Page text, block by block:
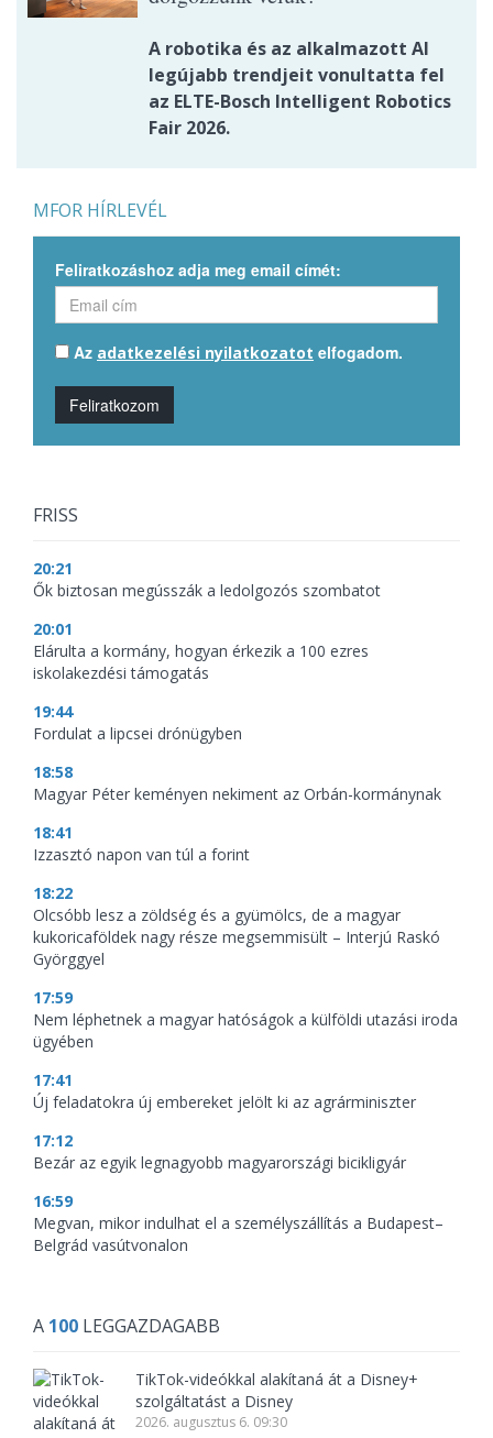
A robotika és az alkalmazott AI
legújabb trendjeit vonultatta fel
az ELTE-Bosch Intelligent Robotics
Fair 2026.
MFOR HÍRLEVÉL
Feliratkozáshoz adja meg email címét:
Az adatkezelési nyilatkozatot elfogadom.
Feliratkozom
FRISS
20:21
Ők biztosan megússzák a ledolgozós szombatot
20:01
Elárulta a kormány, hogyan érkezik a 100 ezres
iskolakezdési támogatás
19:44
Fordulat a lipcsei drónügyben
18:58
Magyar Péter keményen nekiment az Orbán-kormánynak
18:41
Izzasztó napon van túl a forint
18:22
Olcsóbb lesz a zöldség és a gyümölcs, de a magyar
kukoricaföldek nagy része megsemmisült – Interjú Raskó
Györggyel
17:59
Nem léphetnek a magyar hatóságok a külföldi utazási iroda
ügyében
17:41
Új feladatokra új embereket jelölt ki az agrárminiszter
17:12
Bezár az egyik legnagyobb magyarországi bicikligyár
16:59
Megvan, mikor indulhat el a személyszállítás a Budapest–
Belgrád vasútvonalon
A 100 LEGGAZDAGABB
TikTok-videókkal alakítaná át a Disney+
szolgáltatást a Disney
2026. augusztus 6. 09:30